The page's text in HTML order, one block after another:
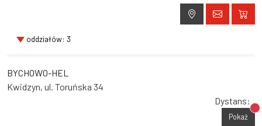
oddziałów: 3
BYCHOWO-HEL
Kwidzyn, ul. Toruńska 34
Dystans:
Pokaż